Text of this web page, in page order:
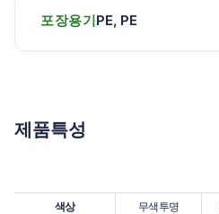
포장용기PE, PE
제품특성
색상 무색투명